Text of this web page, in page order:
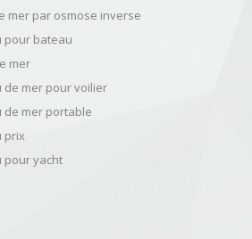
mer par osmose inverse
pour bateau
mer
mer pour voilier
de mer portable
prix
pour yacht